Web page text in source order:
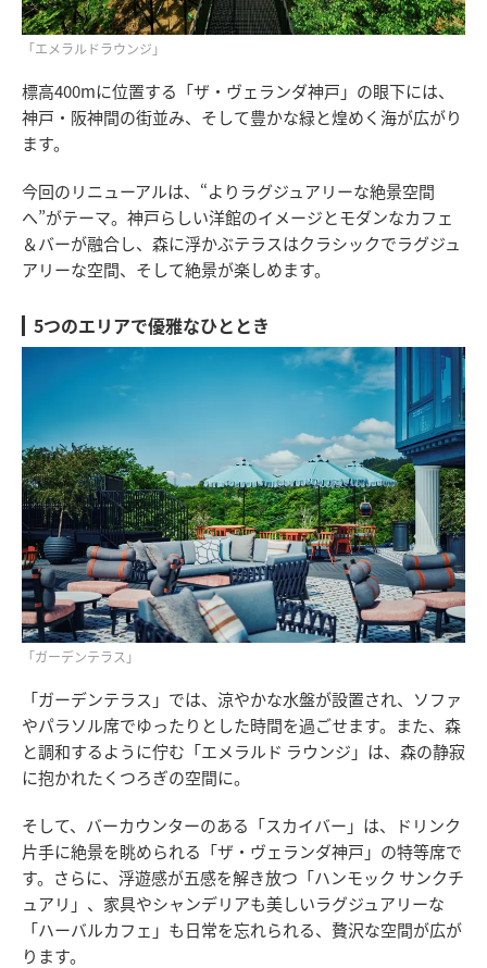
「エメラルドラウンジ」
標高400mに位置する「ザ・ヴェランダ神戸」の眼下には、
神戸・阪神間の街並み、そして豊かな緑と煌めく海が広がり
ます。
今回のリニューアルは、“よりラグジュアリーな絶景空間
へ”がテーマ。神戸らしい洋館のイメージとモダンなカフェ
＆バーが融合し、森に浮かぶテラスはクラシックでラグジュ
アリーな空間、そして絶景が楽しめます。
5つのエリアで優雅なひととき
「ガーデンテラス」
「ガーデンテラス」では、涼やかな水盤が設置され、ソファ
やパラソル席でゆったりとした時間を過ごせます。また、森
と調和するように佇む「エメラルド ラウンジ」は、森の静寂
に抱かれたくつろぎの空間に。
そして、バーカウンターのある「スカイバー」は、ドリンク
片手に絶景を眺められる「ザ・ヴェランダ神戸」の特等席で
す。さらに、浮遊感が五感を解き放つ「ハンモック サンクチ
ュアリ」、家具やシャンデリアも美しいラグジュアリーな
「ハーバルカフェ」も日常を忘れられる、贅沢な空間が広が
ります。